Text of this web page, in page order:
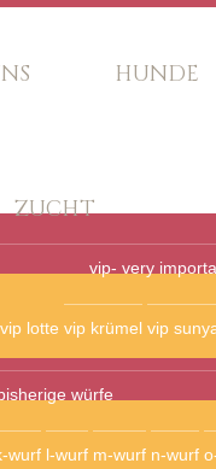
HUNDE
ZUCHT
vip- very
vip lotte vip krümel vip
würfe
wurf l-wurf m-wurf n-wurf